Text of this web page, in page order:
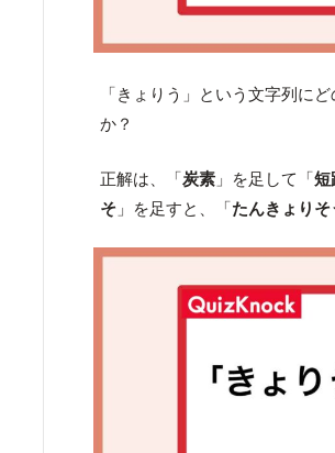
「きょりう」という文字列にど
か？
正解は、「炭素 」を足して「短
そ 」を足すと、「たんきょりそ